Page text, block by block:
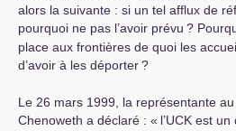
alors la suivante : si un tel afflux de
pourquoi ne pas l’avoir prévu ?
place aux frontières de quoi les
d’avoir à les déporter?
Le 26 mars 1999, la représentante
Chenoweth a déclaré : « l’UCK est un